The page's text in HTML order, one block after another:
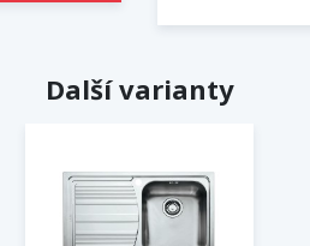
Další varianty